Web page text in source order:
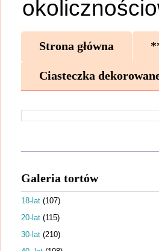
Strona główna
Ciasteczka
Galeria tortów
18-lat (107)
20-lat (115)
30-lat (210)